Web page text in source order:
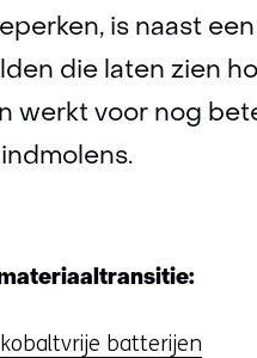
is naast
die laten zien
werkt voor nog
batterijen